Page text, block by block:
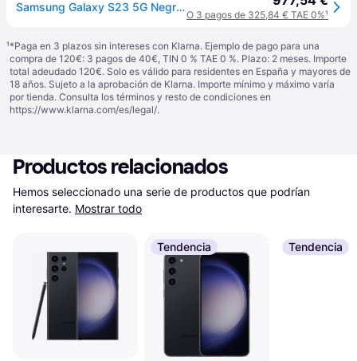
Samsung Galaxy S23 5G Negro 8GB 256GB 6.1" Resistencia IP68
O 3 pagos de 325,84 € TAE 0%¹
¹*Paga en 3 plazos sin intereses con Klarna. Ejemplo de pago para una
compra de 120€: 3 pagos de 40€, TIN 0 % TAE 0 %. Plazo: 2 meses. Importe
total adeudado 120€. Solo es válido para residentes en España y mayores de
18 años. Sujeto a la aprobación de Klarna. Importe mínimo y máximo varía
por tienda. Consulta los términos y resto de condiciones en
https://www.klarna.com/es/legal/.
Productos relacionados
Hemos seleccionado una serie de productos que podrían
interesarte. Mostrar todo
Tendencia Tendencia